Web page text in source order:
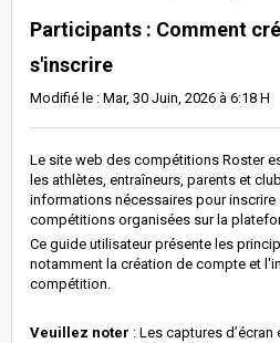
Participants : Comment
s'inscrire
Modifié le : Mar, 30 Juin, 2026 à 6:18 H
Le site web des compétitions Roster
les athlètes, entraîneurs, parents et
informations nécessaires pour
compétitions organisées sur la
Ce guide utilisateur présente les
notamment la création de compte et
compétition.
Veuillez noter : Les captures